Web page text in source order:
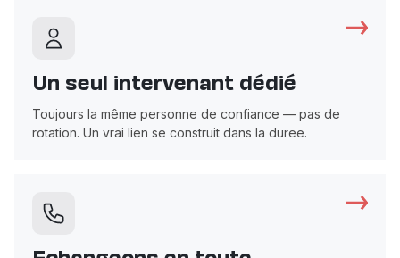
Un seul intervenant dédié
Toujours la même personne de confiance — pas de
rotation. Un vrai lien se construit dans la duree.